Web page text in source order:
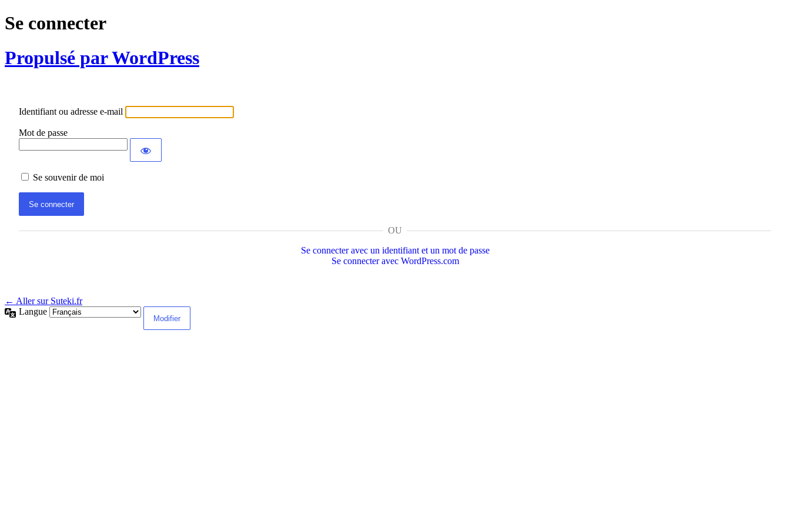
Se connecter
Propulsé par WordPress
Identifiant ou adresse e-mail
Mot de passe
Se souvenir de moi
OU
Se connecter avec un identifiant et un mot de passe
Se connecter avec WordPress.com
← Aller sur Suteki.fr
Langue